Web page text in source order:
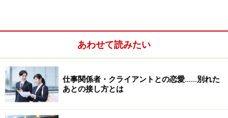
す。それを矯正すればあなたの出会いシーンは劇的に変
私自身が実際の現場で目にしたさまざまな実例をもとに
解説をしたいと思います。対象は30代～40代です。以下
のうち使えそうなものを実際に使用をしてみてくださ
あわせて読みたい
仕事関係者・クライアントとの恋愛……別れた
あとの接し方とは